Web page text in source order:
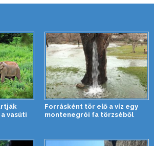
vasúti
Forrásként tör elő a víz egy
montenegrói fa törzséből